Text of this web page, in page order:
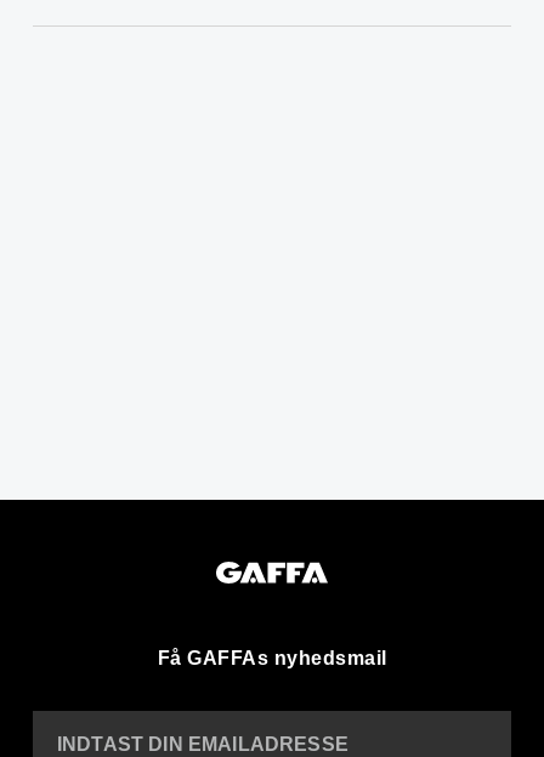
Få GAFFAs nyhedsmail
INDTAST DIN EMAILADRESSE